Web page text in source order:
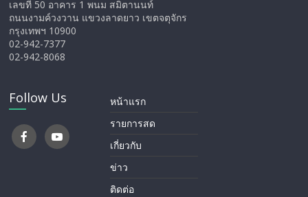
เลขที่ 50 อาคาร 1 พนม สมิตานนท์
ถนนงามค์วงวาน แขวงลาดยาว เขตจตุจักร
กรุงเทพฯ 10900
02-942-7377
02-942-8068
Follow Us
หน้าแรก
รายการสด
เกี่ยวกับ
ข่าว
ติดต่อ